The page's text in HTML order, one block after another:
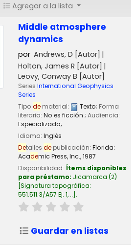
Agregar a la lista
Middle atmosphere
dynamics
por Andrews, D [Autor]
Holton, James R [Autor]
Leovy, Conway B [Autor]
Series International Geophysics
Series
Tipo dematerial: Texto; Forma
literaria: No es ficción ; Audiencia:
Especializado;
Idioma: Inglés
Detalles depublicación: Florida:
Academic Press, Inc.,1987
Disponibilidad: Ítems disponibles
para préstamo: Jicamarca (2)
Signatura topográfica:
551.511.3/A57 Ej. 1, .. .
Guardar en listas